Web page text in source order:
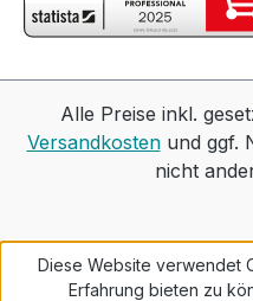
Alle Preise inkl.
Versandkostenund ggf.
nicht
Diese Website verwendet
Erfahrung bieten zu